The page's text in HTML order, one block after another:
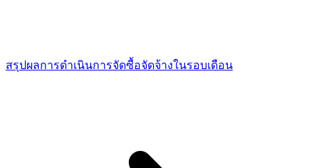
สรุปผลการดำเนินการจัดซื้อจัดจ้างในรอบเดือน